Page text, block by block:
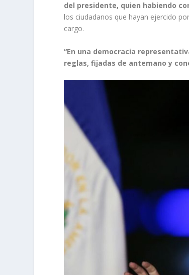
del presidente, quien habiendo
los ciudadanos que hayan ejercido
cargo.
“En una democracia
reglas, fijadas de antemano y